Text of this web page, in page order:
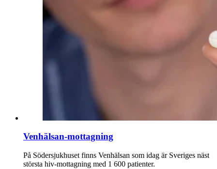
Venhälsan-mottagning
På Södersjukhuset finns Venhälsan som idag är Sveriges näst
största hiv-mottagning med 1 600 patienter.